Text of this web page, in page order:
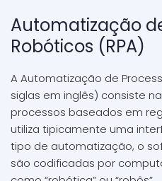
Automatização
Robóticos (RPA)
A Automatização de
siglas em inglês) consiste
processos baseados em
utiliza tipicamente uma
tipo de automatização, o
são codificadas por